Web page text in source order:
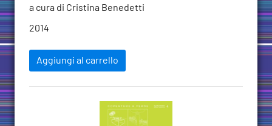
a cura di Cristina Benedetti
2014
Aggiungi al carrello